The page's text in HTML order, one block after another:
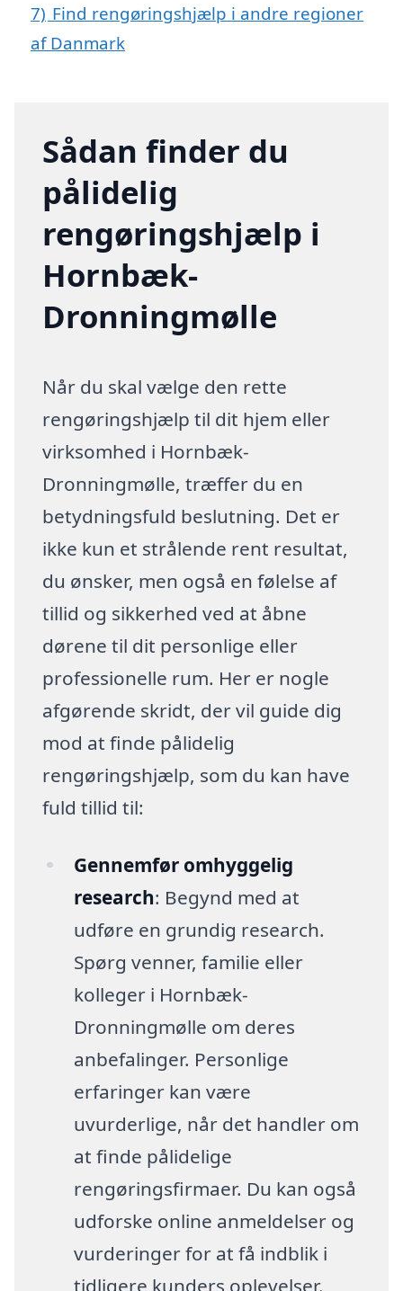
7) Find rengøringshjælp i andre regioner
af Danmark
Sådan finder du
pålidelig
rengøringshjælp i
Hornbæk-
Dronningmølle
Når du skal vælge den rette
rengøringshjælp til dit hjem eller
virksomhed i Hornbæk-
Dronningmølle, træffer du en
betydningsfuld beslutning. Det er
ikke kun et strålende rent resultat,
du ønsker, men også en følelse af
tillid og sikkerhed ved at åbne
dørene til dit personlige eller
professionelle rum. Her er nogle
afgørende skridt, der vil guide dig
mod at finde pålidelig
rengøringshjælp, som du kan have
fuld tillid til:
Gennemfør omhyggelig
research: Begynd med at
udføre en grundig research.
Spørg venner, familie eller
kolleger i Hornbæk-
Dronningmølle om deres
anbefalinger. Personlige
erfaringer kan være
uvurderlige, når det handler om
at finde pålidelige
rengøringsfirmaer. Du kan også
udforske online anmeldelser og
vurderinger for at få indblik i
tidligere kunders oplevelser.